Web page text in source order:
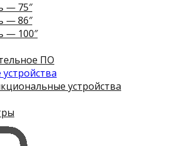
— 75″
— 86″
— 100″
ПО
устройства